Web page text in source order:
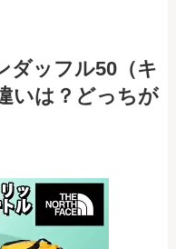
ダッフル50（キ
いは？どっちが